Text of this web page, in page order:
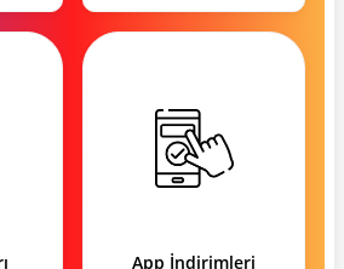
App İndirimleri